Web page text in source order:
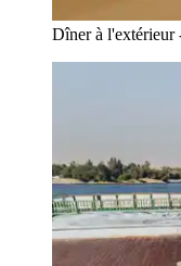
Dîner à l'extérieur